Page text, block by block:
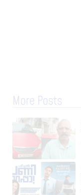
More Posts